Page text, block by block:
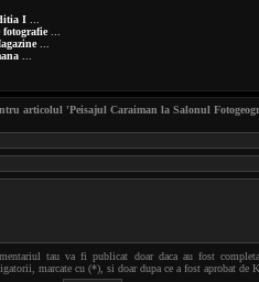
I...
...
...
...
articolul 'Peisajul Caraiman la Salonul
tau va fi publicat doar daca au fost
marcate cu (*), si doar dupa ce a fost aprobat de